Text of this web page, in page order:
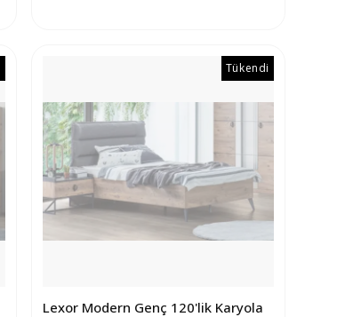
Tükendi
Lexor Modern Genç 120'lik Karyola